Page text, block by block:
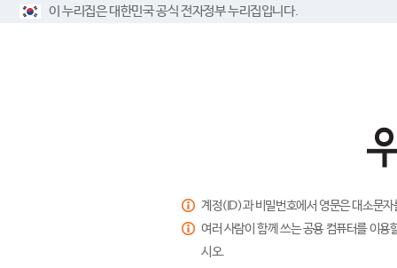
이 누리집은 대한민국 공식 전자정부 누리집입니다.
계정(ID)과 비밀번호에서 영문은 대소문
여러 사람이 함께 쓰는 공용 컴퓨터를 이
시오.